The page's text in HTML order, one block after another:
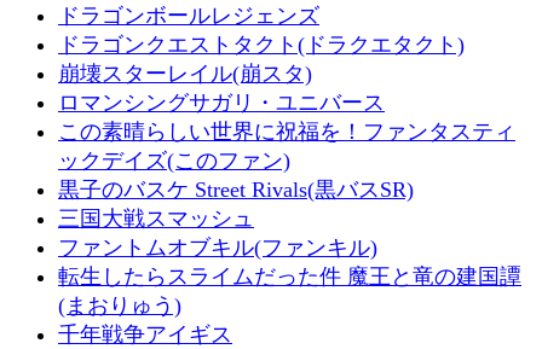
ドラゴンボールレジェンズ
ドラゴンクエストタクト(ドラクエタクト)
崩壊スターレイル(崩スタ)
ロマンシングサガリ・ユニバース
この素晴らしい世界に祝福を！ファンタスティ
ックデイズ(このファン)
黒子のバスケ Street Rivals(黒バスSR)
三国大戦スマッシュ
ファントムオブキル(ファンキル)
転生したらスライムだった件 魔王と竜の建国譚
(まおりゅう)
千年戦争アイギス